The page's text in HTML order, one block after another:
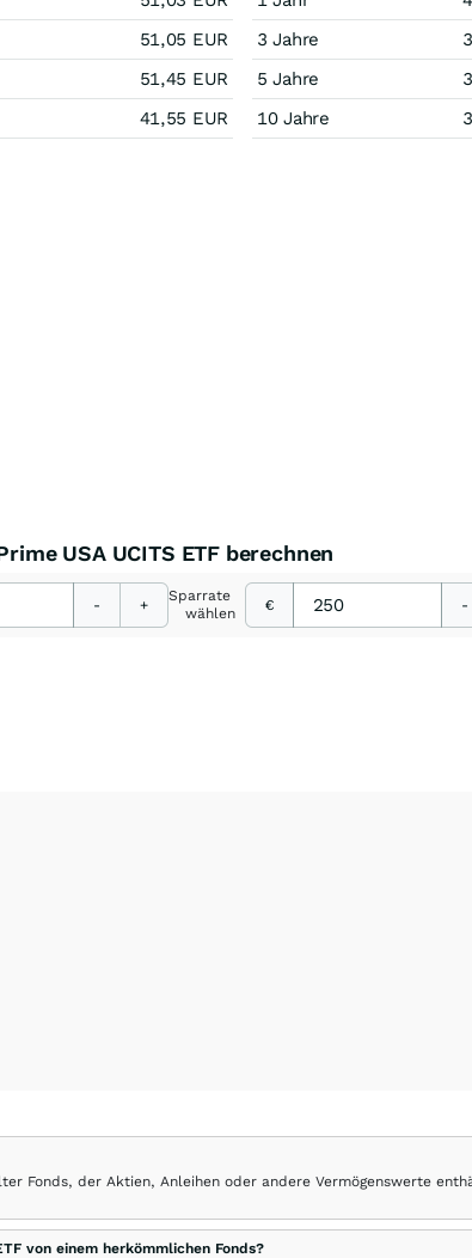
51,05 EUR
51,45 EUR
41,55 EUR
3 Jahre
5 Jahre
10 Jahre
USA UCITS ETF berechnen
- +
Sparrate
wählen
€ -
Fonds, der Aktien, Anleihen oder andere Vermögenswerte
von einem herkömmlichen Fonds?